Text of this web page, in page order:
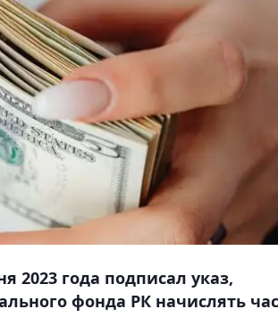
2023 года подписал указ,
фонда РК начислять